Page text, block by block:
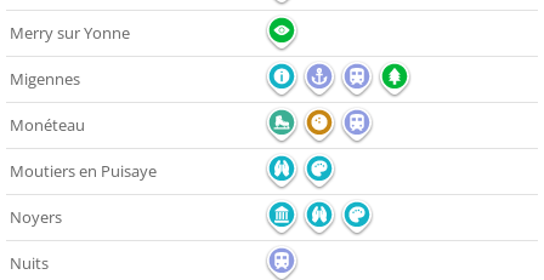
Merry sur Yonne
Migennes
Monéteau
Moutiers en Puisaye
Noyers
Nuits